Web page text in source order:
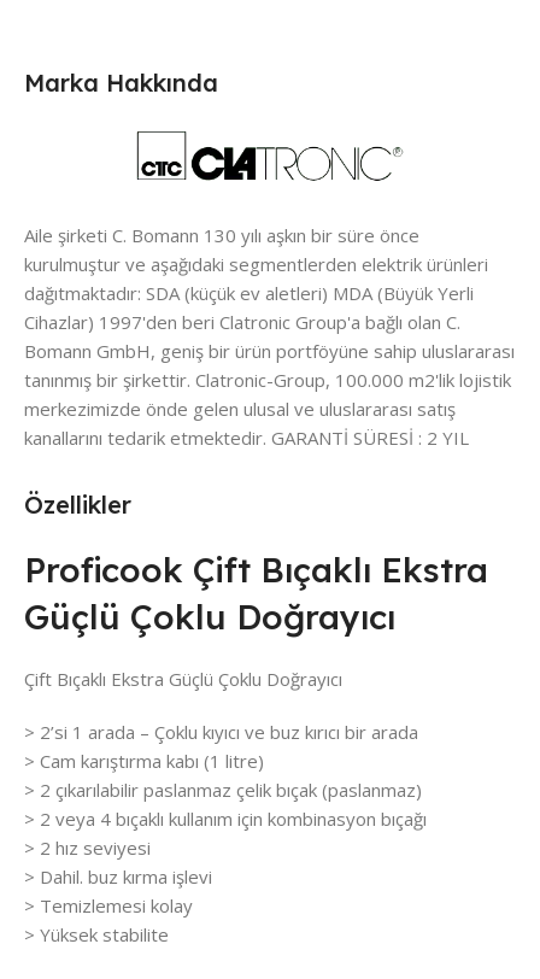
Özellikler
Proficook Çift Bıçaklı Ekstra
Güçlü Çoklu Doğrayıcı
Çift Bıçaklı Ekstra Güçlü Çoklu Doğrayıcı
> 2’si 1 arada – Çoklu kıyıcı ve buz kırıcı bir arada
> Cam karıştırma kabı (1 litre)
> 2 çıkarılabilir paslanmaz çelik bıçak (paslanmaz)
> 2 veya 4 bıçaklı kullanım için kombinasyon bıçağı
> 2 hız seviyesi
> Dahil. buz kırma işlevi
> Temizlemesi kolay
> Yüksek stabilite
Marka Hakkında
Aile şirketi C. Bomann 130 yılı aşkın bir süre önce
kurulmuştur ve aşağıdaki segmentlerden elektrik ürünleri
dağıtmaktadır: SDA (küçük ev aletleri) MDA (Büyük Yerli
Cihazlar) 1997'den beri Clatronic Group'a bağlı olan C.
Bomann GmbH, geniş bir ürün portföyüne sahip uluslararası
tanınmış bir şirkettir. Clatronic-Group, 100.000 m2'lik lojistik
merkezimizde önde gelen ulusal ve uluslararası satış
kanallarını tedarik etmektedir. GARANTİ SÜRESİ : 2 YIL